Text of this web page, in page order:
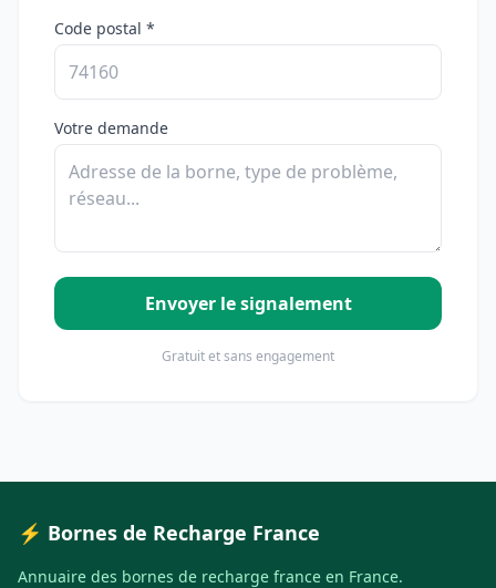
Code postal *
Votre demande
Envoyer le signalement
Gratuit et sans engagement
⚡ Bornes de Recharge France
Annuaire des bornes de recharge france en France.